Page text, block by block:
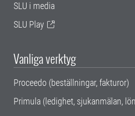
SLU i media
SLU Play
Vanliga verktyg
Proceedo (beställningar, fakturor)
Primula (ledighet, sjukanmälan,